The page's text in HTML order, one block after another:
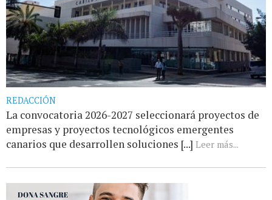
REDACCIÓN
La convocatoria 2026-2027 seleccionará proyectos de
empresas y proyectos tecnológicos emergentes
canarios que desarrollen soluciones [...] Leer más...